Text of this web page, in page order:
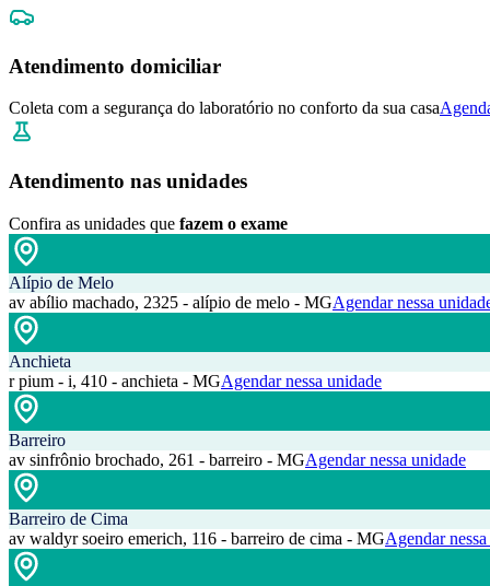
Atendimento domiciliar
Coleta com a segurança do laboratório no conforto da sua casa
Atendimento nas unidades
Confira as unidades que fazem o exame
Alípio de Melo
av abílio machado, 2325 - alípio de melo - MGAgendar nessa
Anchieta
r pium - i, 410 - anchieta - MGAgendar nessa unidade
Barreiro
av sinfrônio brochado, 261 - barreiro - MGAgendar nessa unidade
Barreiro de Cima
av waldyr soeiro emerich, 116 - barreiro de cima - MGAgendar